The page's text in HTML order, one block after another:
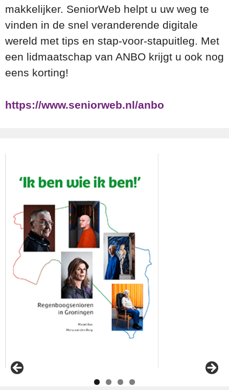
makkelijker. SeniorWeb helpt u uw weg te
vinden in de snel veranderende digitale
wereld met tips en stap-voor-stapuitleg. Met
een lidmaatschap van ANBO krijgt u ook nog
eens korting!
https://www.seniorweb.nl/anbo